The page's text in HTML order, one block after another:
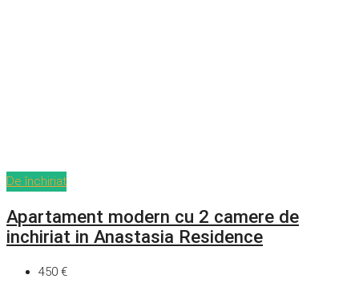
De închiriat
Apartament modern cu 2 camere de
inchiriat in Anastasia Residence
450 €